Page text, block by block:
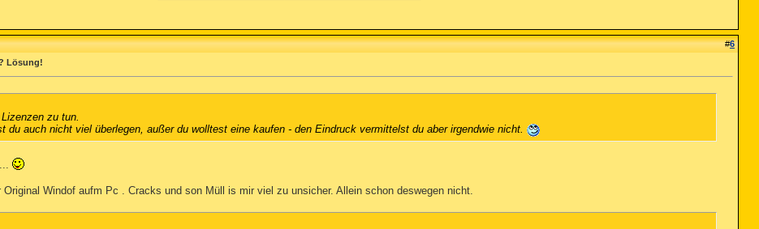
#6
Lösung!
zu tun.
du auch nicht viel überlegen, außer du wolltest eine kaufen - den Eindruck vermittelst du aber irgendwie nicht.
Windof aufm Pc . Cracks und son Müll is mir viel zu unsicher. Allein schon deswegen nicht.